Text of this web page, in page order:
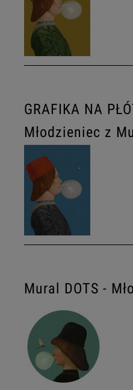
GRAFIKA NA
Młodzieniec z
Mural DOTS -